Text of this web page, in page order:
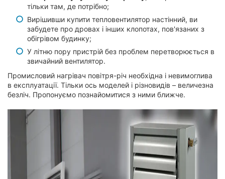
тільки там, де потрібно;
Вирішивши купити тепловентилятор настінний, ви
забудете про дровах і інших клопотах, пов'язаних з
обігрівом будинку;
У літню пору пристрій без проблем перетворюється в
звичайний вентилятор.
Промисловий нагрівач повітря-річ необхідна і невимоглива
в експлуатації. Тільки ось моделей і різновидів – величезна
безліч. Пропонуємо познайомитися з ними ближче.